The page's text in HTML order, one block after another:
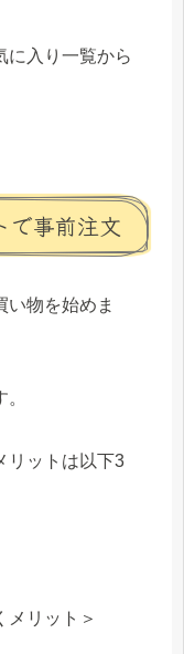
に入り一覧から
で事前注文
い物を始めま
リットは以下3
メリット＞